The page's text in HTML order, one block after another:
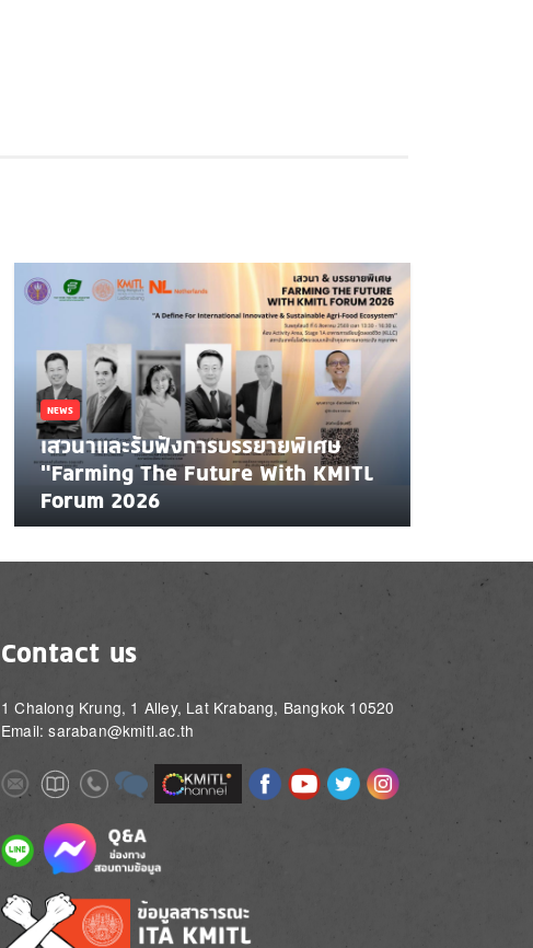
NEWS
เสวนาและรับฟังการบรรยายพิเศษ
"Farming The Future With KMITL
Forum 2026
Contact us
1 Chalong Krung, 1 Alley, Lat Krabang, Bangkok 10520
Email: saraban@kmitl.ac.th
ImageImageImageImage Image ImageImageImageImage
Image Image
Image